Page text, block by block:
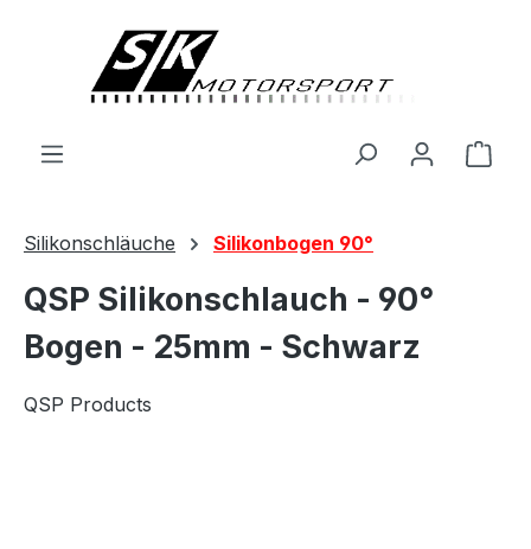
Silikonschläuche Silikonbogen 90°
QSP Silikonschlauch - 90°
Bogen - 25mm - Schwarz
QSP Products